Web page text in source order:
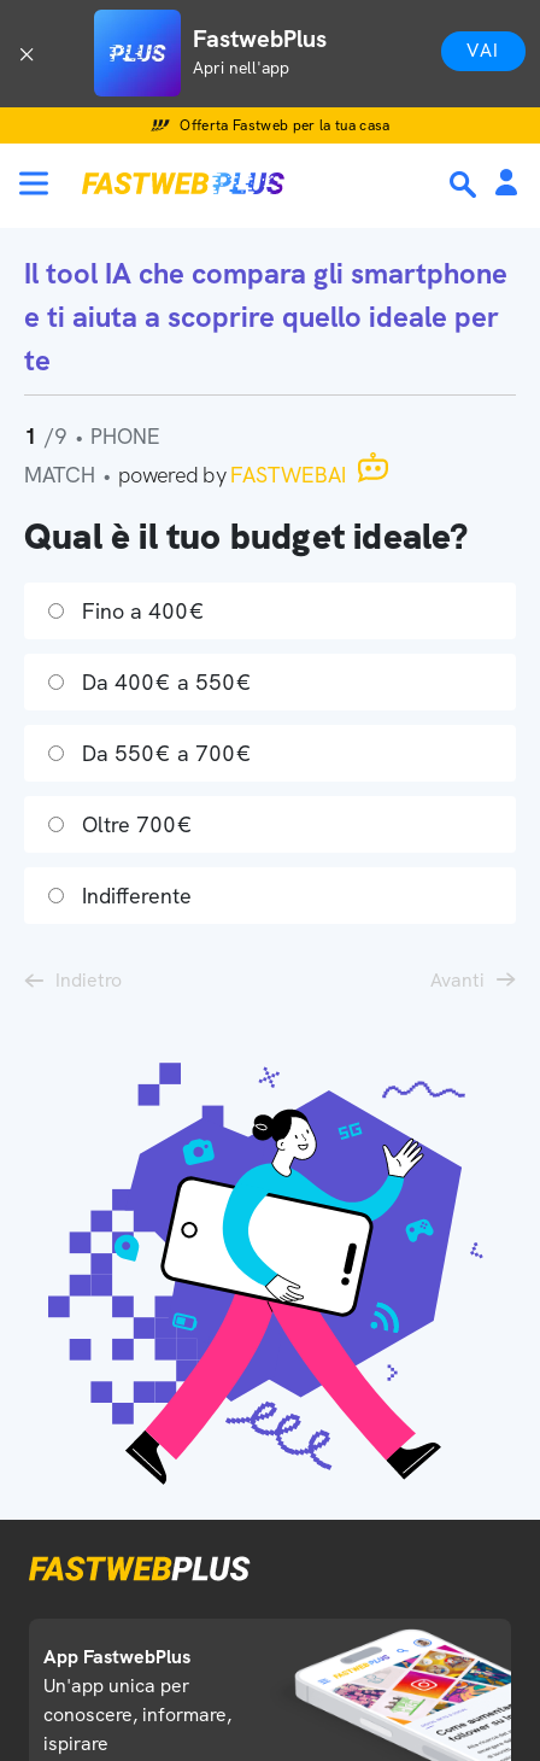
FastwebPlus
Apri nell'app
VAI
Offerta Fastweb per la tua casa
Il tool IA che compara gli smartphone
e ti aiuta a scoprire quello ideale per
te
1 /9 • PHONE
MATCH • powered byFASTWEBAI
Qual è il tuo budget ideale?
Fino a 400€
Da 400€ a 550€
Da 550€ a 700€
Oltre 700€
Indifferente
Indietro Avanti
App FastwebPlus
Un'app unica per
conoscere, informare,
ispirare